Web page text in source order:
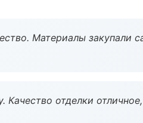
Материалы закупали
Качество отделки